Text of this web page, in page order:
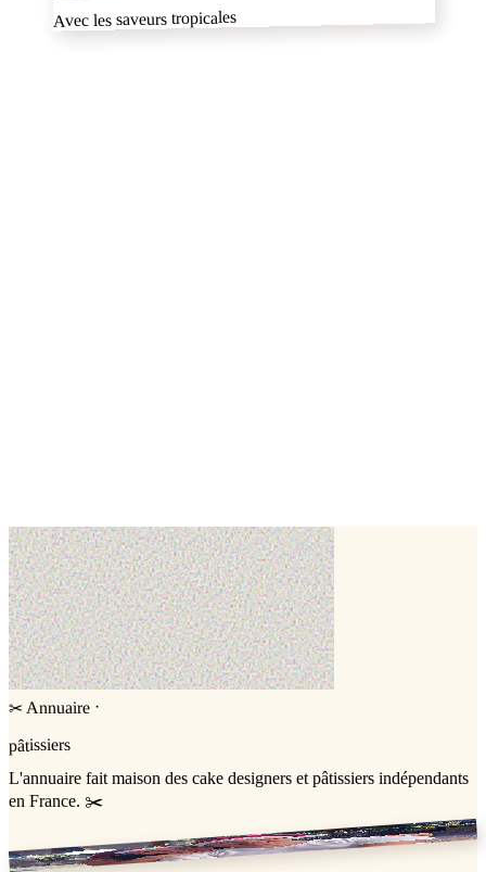
Avec les saveurs tropicales
Wedding cakeCake design
✂ Annuaire ·
pâtissiers
L'annuaire fait maison des cake designers et pâtissiers indépendants
en France. ✂️
Jessica & Jérémy ♡